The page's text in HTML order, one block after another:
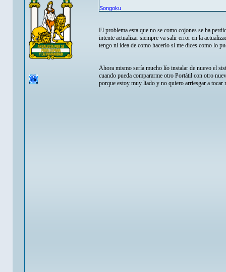
Songoku
El problema esta que no se como cojones se ha
intente actualizar siempre va salir error en la
tengo ni idea de como hacerlo si me dices como lo
Ahora mismo sería mucho lío instalar de nuevo el
cuando pueda compararme otro Portátil con otro
porque estoy muy liado y no quiero arriesgar a tocar